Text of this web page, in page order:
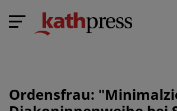
Ordensfrau: